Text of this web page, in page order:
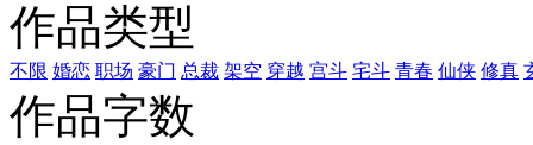
作品类型
不限 婚恋 职场 豪门 总裁 架空 穿越 宫斗 宅斗 青春 仙侠 修真
作品字数